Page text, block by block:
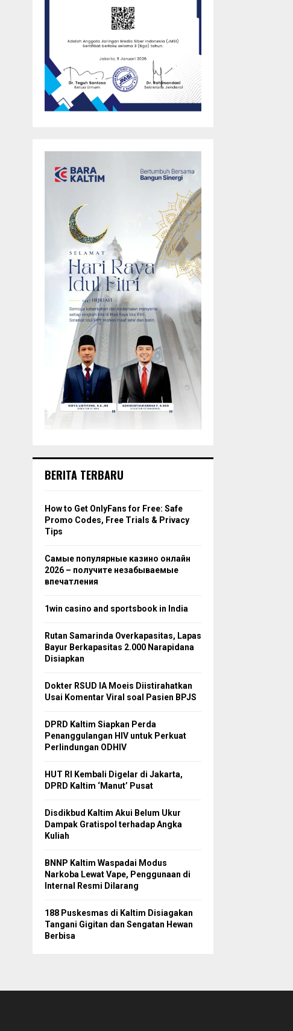
BERITA TERBARU
How to Get OnlyFans for Free: Safe
Promo Codes, Free Trials & Privacy
Tips
Самые популярные казино онлайн
2026 – получите незабываемые
впечатления
1win casino and sportsbook in India
Rutan Samarinda Overkapasitas, Lapas
Bayur Berkapasitas 2.000 Narapidana
Disiapkan
Dokter RSUD IA Moeis Diistirahatkan
Usai Komentar Viral soal Pasien BPJS
DPRD Kaltim Siapkan Perda
Penanggulangan HIV untuk Perkuat
Perlindungan ODHIV
HUT RI Kembali Digelar di Jakarta,
DPRD Kaltim ‘Manut’ Pusat
Disdikbud Kaltim Akui Belum Ukur
Dampak Gratispol terhadap Angka
Kuliah
BNNP Kaltim Waspadai Modus
Narkoba Lewat Vape, Penggunaan di
Internal Resmi Dilarang
188 Puskesmas di Kaltim Disiagakan
Tangani Gigitan dan Sengatan Hewan
Berbisa